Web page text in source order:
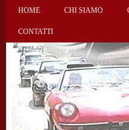
HOME CHI SIAMO
CONTATTI